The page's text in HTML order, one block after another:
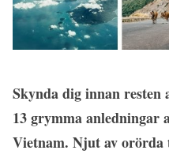
Skynda dig innan
13 grymma anledningar
Vietnam. Njut av orörda